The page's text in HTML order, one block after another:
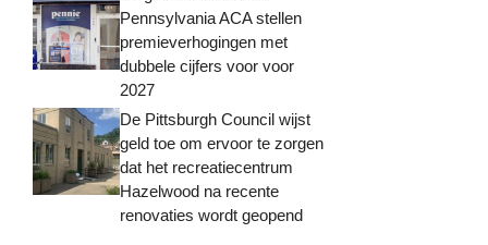
Pennsylvania ACA stellen
premieverhogingen met
dubbele cijfers voor voor
2027
De Pittsburgh Council wijst
geld toe om ervoor te zorgen
dat het recreatiecentrum
Hazelwood na recente
renovaties wordt geopend